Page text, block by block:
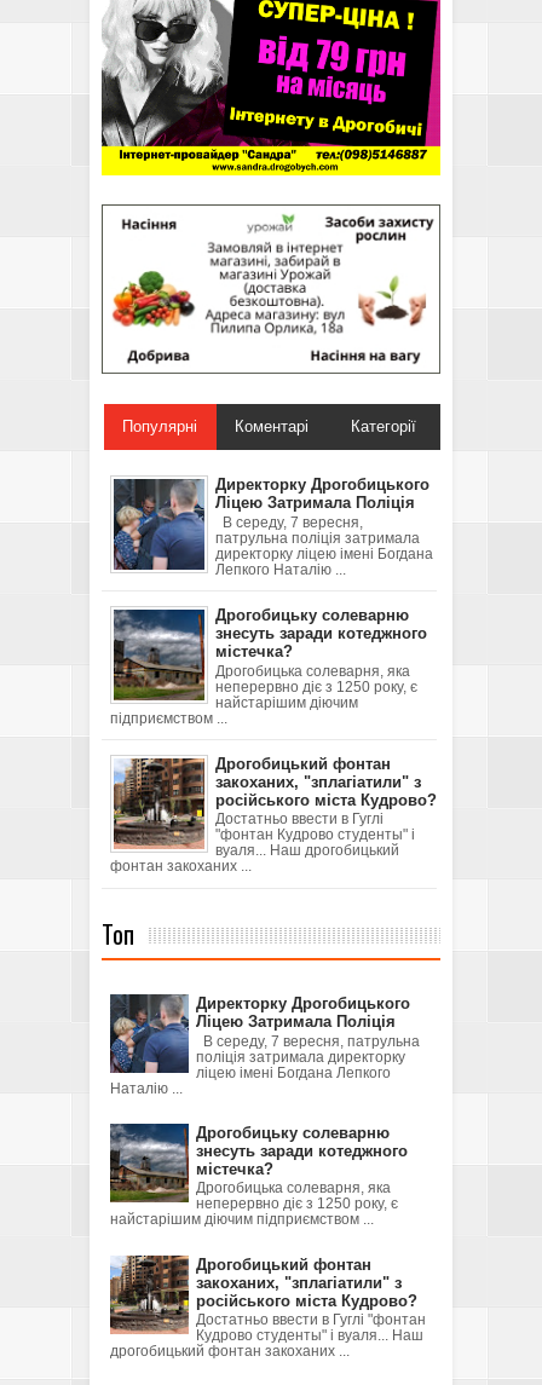
Популярні Коментарі Категорії
Директорку Дрогобицького
Ліцею Затримала Поліція
В середу, 7 вересня,
патрульна поліція затримала
директорку ліцею імені Богдана
Лепкого Наталію ...
Дрогобицьку солеварню
знесуть заради котеджного
містечка?
Дрогобицька солеварня, яка
неперервно діє з 1250 року, є
найстарішим діючим
підприємством ...
Дрогобицький фонтан
закоханих, "зплагіатили" з
російського міста Кудрово?
Достатньо ввести в Гуглі
"фонтан Кудрово студенты" і
вуаля... Наш дрогобицький
фонтан закоханих ...
Топ
Директорку Дрогобицького
Ліцею Затримала Поліція
В середу, 7 вересня, патрульна
поліція затримала директорку
ліцею імені Богдана Лепкого
Наталію ...
Дрогобицьку солеварню
знесуть заради котеджного
містечка?
Дрогобицька солеварня, яка
неперервно діє з 1250 року, є
найстарішим діючим підприємством ...
Дрогобицький фонтан
закоханих, "зплагіатили" з
російського міста Кудрово?
Достатньо ввести в Гуглі "фонтан
Кудрово студенты" і вуаля... Наш
дрогобицький фонтан закоханих ...